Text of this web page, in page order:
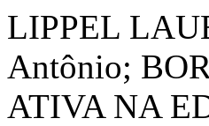
LIPPEL
Antônio;
ATIVA NA